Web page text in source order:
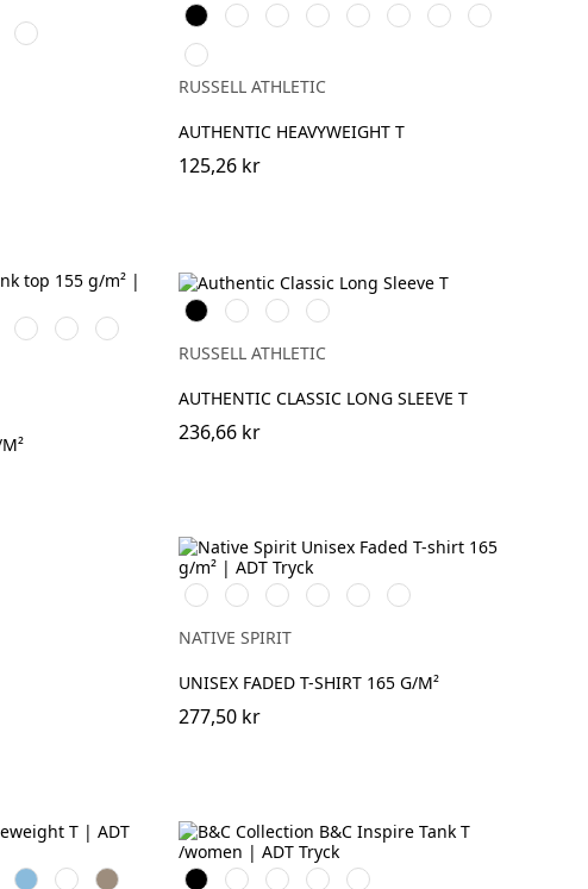
Bottle
Green
BlackWhiteFrench
Navy
Bright
Royal
Classic
Red
Tan
Convoy
Grey
Sport
Heather
Petrol
Blue
RUSSELL ATHLETIC
AUTHENTIC HEAVYWEIGHT T
125,26 kr
Mineral
Grey
Jade
Green
Petal
Rose
BlackWhiteFrench
Navy
Convoy
Grey
(Solid)
RUSSELL ATHLETIC
AUTHENTIC CLASSIC LONG SLEEVE T
236,66 kr
Washed
Organic
Khaki
Washed
Navy
Blue
Washed
Petal
Rose
Washed
Coal
Washed
Mineral
Washed
Paprika
NATIVE SPIRIT
UNISEX FADED T-SHIRT 165 G/M²
277,50 kr
Sky
RoyalKhaki
BlackWhiteCobaltSportFire